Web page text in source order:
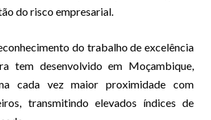
do risco empresarial.
do trabalho de excelência
tem desenvolvido em Moçambique,
cada vez maior proximidade com
transmitindo elevados índices de